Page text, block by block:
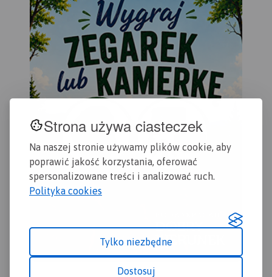
Strona używa ciasteczek
Na naszej stronie używamy plików cookie, aby
poprawić jakość korzystania, oferować
spersonalizowane treści i analizować ruch.
Polityka cookies
Tylko niezbędne
Dostosuj
Gdańska oraz opis
ciekawych miejsc.
przydatne turyście. Podano
aktualne przebiegi szlaków
pieszych, rowerowych,
konnych, nordic walking i
konnych, łącznie z
kilometrażem.